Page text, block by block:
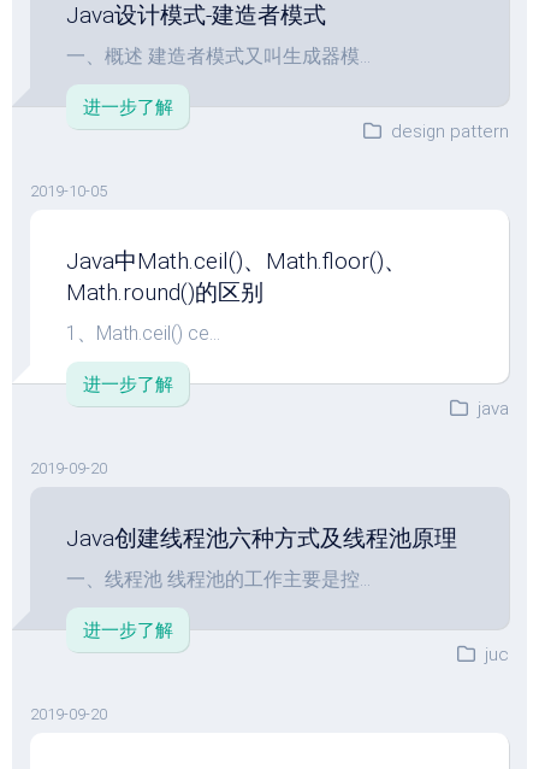
Java设计模式-建造者模式
一、概述 建造者模式又叫生成器模...
进一步了解
design pattern
2019-10-05
Java中Math.ceil()、Math.floor()、
Math.round()的区别
1、Math.ceil() ce...
进一步了解
java
2019-09-20
Java创建线程池六种方式及线程池原理
一、线程池 线程池的工作主要是控...
进一步了解
juc
2019-09-20